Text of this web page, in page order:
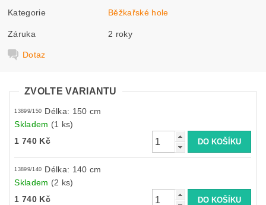
Kategorie Běžkařské hole
Záruka 2 roky
Dotaz
ZVOLTE VARIANTU
13899/150 Délka: 150 cm
Skladem (1 ks)
1 740 Kč
13899/140 Délka: 140 cm
Skladem (2 ks)
1 740 Kč